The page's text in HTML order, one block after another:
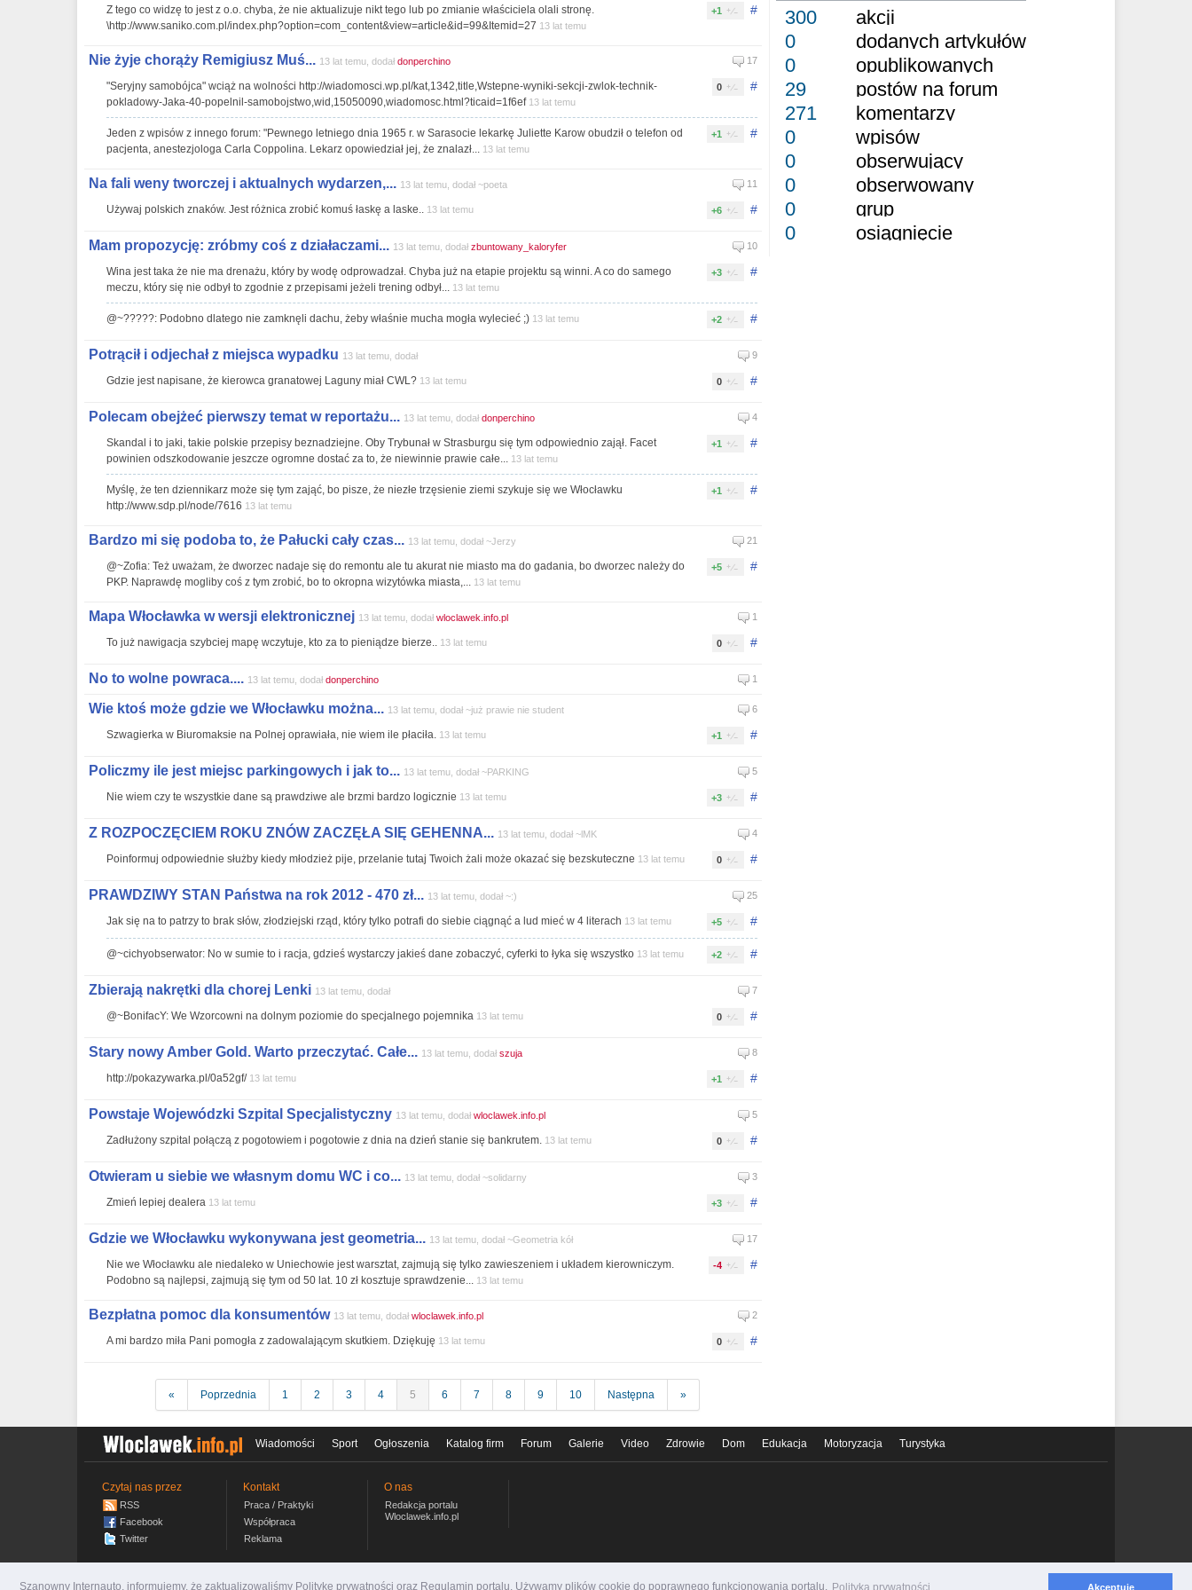
Szanowny Internauto, informujemy, że zaktualizowaliśmy Politykę prywatności oraz Regulamin portalu. Używamy plików cookie do poprawnego funkcjonowania portalu. Polityka prywatności Akceptuję
#
+1
Z tego co widzę to jest z o.o. chyba, że nie aktualizuje nikt tego lub po zmianie właściciela olali stronę.
\http://www.saniko.com.pl/index.php?option=com_content&view=article&id=99&Itemid=27 13 lat temu
Nie żyje chorąży Remigiusz Muś... 13 lat temu, dodał donperchino 17
#
0
"Seryjny samobójca" wciąż na wolności http://wiadomosci.wp.pl/kat,1342,title,Wstepne-wyniki-sekcji-zwlok-technik-
pokladowy-Jaka-40-popelnil-samobojstwo,wid,15050090,wiadomosc.html?ticaid=1f6ef 13 lat temu
#
+1
Jeden z wpisów z innego forum: "Pewnego letniego dnia 1965 r. w Sarasocie lekarkę Juliette Karow obudził o telefon od
pacjenta, anestezjologa Carla Coppolina. Lekarz opowiedział jej, że znalazł... 13 lat temu
Na fali weny tworczej i aktualnych wydarzen,... 13 lat temu, dodał ~poeta 11
#
+6
Używaj polskich znaków. Jest różnica zrobić komuś łaskę a laske.. 13 lat temu
Mam propozycję: zróbmy coś z działaczami... 13 lat temu, dodał zbuntowany_kaloryfer 10
#
+3
Wina jest taka że nie ma drenażu, który by wodę odprowadzał. Chyba już na etapie projektu są winni. A co do samego
meczu, który się nie odbył to zgodnie z przepisami jeżeli trening odbył... 13 lat temu
#
+2
@~?????: Podobno dlatego nie zamknęli dachu, żeby właśnie mucha mogła wylecieć ;) 13 lat temu
Potrącił i odjechał z miejsca wypadku 13 lat temu, dodał 9
#
0
Gdzie jest napisane, że kierowca granatowej Laguny miał CWL? 13 lat temu
Polecam obejżeć pierwszy temat w reportażu... 13 lat temu, dodał donperchino 4
#
+1
Skandal i to jaki, takie polskie przepisy beznadziejne. Oby Trybunał w Strasburgu się tym odpowiednio zajął. Facet
powinien odszkodowanie jeszcze ogromne dostać za to, że niewinnie prawie całe... 13 lat temu
#
+1
Myślę, że ten dziennikarz może się tym zająć, bo pisze, że niezłe trzęsienie ziemi szykuje się we Włocławku
http://www.sdp.pl/node/7616 13 lat temu
Bardzo mi się podoba to, że Pałucki cały czas... 13 lat temu, dodał ~Jerzy 21
#
+5
@~Zofia: Też uważam, że dworzec nadaje się do remontu ale tu akurat nie miasto ma do gadania, bo dworzec należy do
PKP. Naprawdę mogliby coś z tym zrobić, bo to okropna wizytówka miasta,... 13 lat temu
Mapa Włocławka w wersji elektronicznej 13 lat temu, dodał wloclawek.info.pl 1
#
0
To już nawigacja szybciej mapę wczytuje, kto za to pieniądze bierze.. 13 lat temu
No to wolne powraca.... 13 lat temu, dodał donperchino 1
Wie ktoś może gdzie we Włocławku można... 13 lat temu, dodał ~już prawie nie student 6
#
+1
Szwagierka w Biuromaksie na Polnej oprawiała, nie wiem ile płaciła. 13 lat temu
Policzmy ile jest miejsc parkingowych i jak to... 13 lat temu, dodał ~PARKING 5
#
+3
Nie wiem czy te wszystkie dane są prawdziwe ale brzmi bardzo logicznie 13 lat temu
Z ROZPOCZĘCIEM ROKU ZNÓW ZACZĘŁA SIĘ GEHENNA... 13 lat temu, dodał ~lMK 4
#
0
Poinformuj odpowiednie służby kiedy młodzież pije, przelanie tutaj Twoich żali może okazać się bezskuteczne 13 lat temu
PRAWDZIWY STAN Państwa na rok 2012 - 470 zł... 13 lat temu, dodał ~:) 25
#
+5
Jak się na to patrzy to brak słów, złodziejski rząd, który tylko potrafi do siebie ciągnąć a lud mieć w 4 literach 13 lat temu
#
+2
@~cichyobserwator: No w sumie to i racja, gdzieś wystarczy jakieś dane zobaczyć, cyferki to łyka się wszystko 13 lat temu
Zbierają nakrętki dla chorej Lenki 13 lat temu, dodał 7
#
0
@~BonifacY: We Wzorcowni na dolnym poziomie do specjalnego pojemnika 13 lat temu
Stary nowy Amber Gold. Warto przeczytać. Całe... 13 lat temu, dodał szuja 8
#
+1
http://pokazywarka.pl/0a52gf/ 13 lat temu
Powstaje Wojewódzki Szpital Specjalistyczny 13 lat temu, dodał wloclawek.info.pl 5
#
0
Zadłużony szpital połączą z pogotowiem i pogotowie z dnia na dzień stanie się bankrutem. 13 lat temu
Otwieram u siebie we własnym domu WC i co... 13 lat temu, dodał ~solidarny 3
#
+3
Zmień lepiej dealera 13 lat temu
Gdzie we Włocławku wykonywana jest geometria... 13 lat temu, dodał ~Geometria kół 17
#
-4
Nie we Włocławku ale niedaleko w Uniechowie jest warsztat, zajmują się tylko zawieszeniem i układem kierowniczym.
Podobno są najlepsi, zajmują się tym od 50 lat. 10 zł kosztuje sprawdzenie... 13 lat temu
Bezpłatna pomoc dla konsumentów 13 lat temu, dodał wloclawek.info.pl 2
#
0
A mi bardzo miła Pani pomogła z zadowalającym skutkiem. Dziękuję 13 lat temu
« Poprzednia 1 2 3 4 5 6 7 8 9 10 Następna »
300
akcji
0
dodanych artykułów
0
opublikowanych
29
postów na forum
271
komentarzy
0
wpisów
0
obserwujący
0
obserwowany
0
grup
0
osiągnięcie
Wiadomości Sport Ogłoszenia Katalog firm Forum Galerie Video Zdrowie Dom Edukacja Motoryzacja Turystyka
Czytaj nas przez
RSS
Facebook
Twitter
Kontakt
Praca / Praktyki
Współpraca
Reklama
O nas
Redakcja portalu
Wloclawek.info.pl